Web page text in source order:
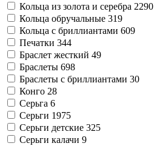
Кольца из золота и серебра 2290
Кольца обручальные 319
Кольца с бриллиантами 609
Печатки 344
Браслет жесткий 49
Браслеты 698
Браслеты с бриллиантами 30
Конго 28
Серьга 6
Серьги 1975
Серьги детские 325
Серьги калачи 9